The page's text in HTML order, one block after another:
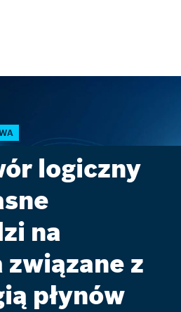
logiczny
na
z
płynów